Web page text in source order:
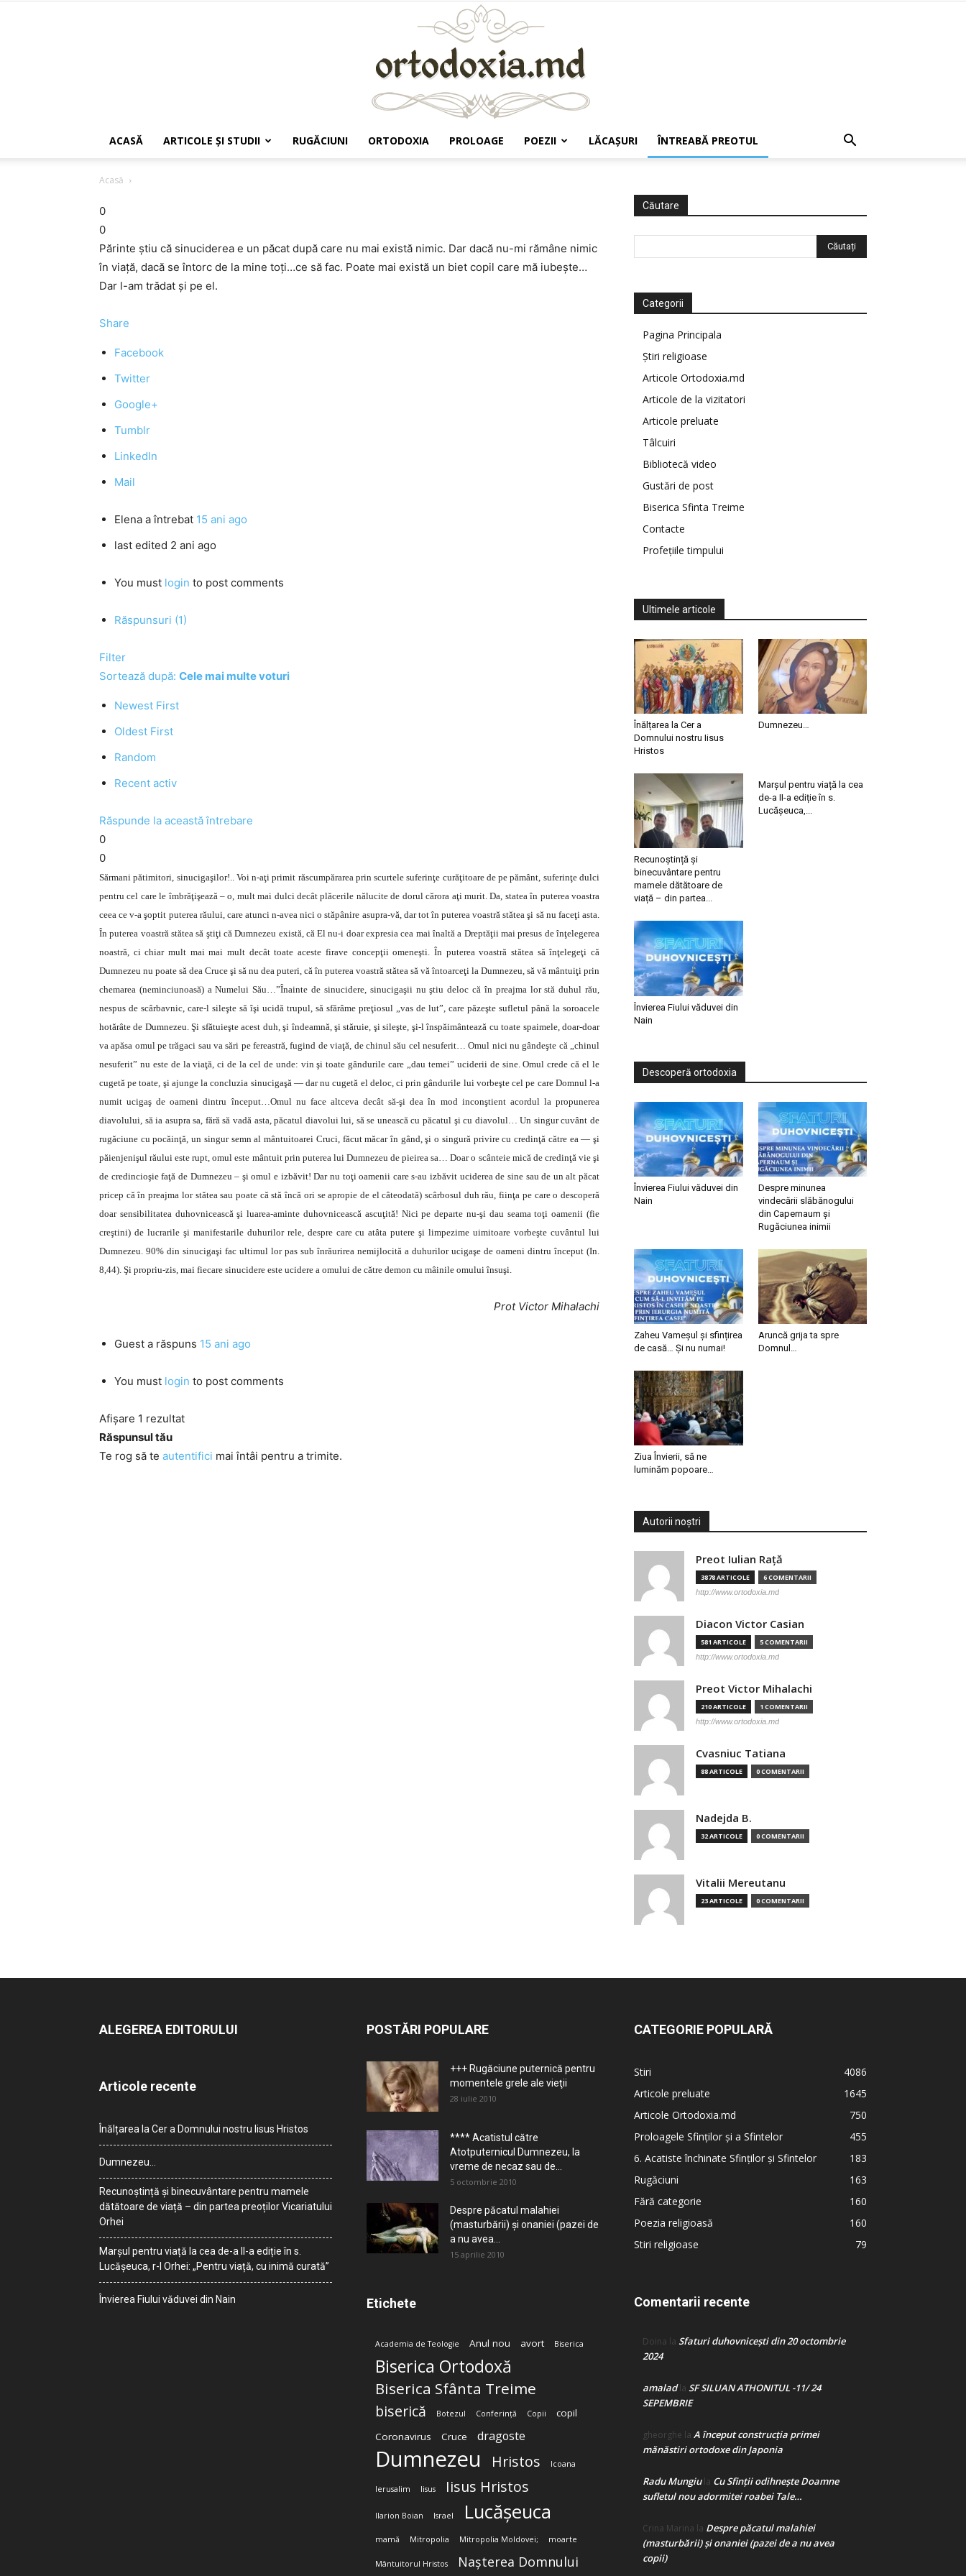
ACASĂ ARTICOLE ŞI STUDII RUGĂCIUNI ORTODOXIA PROLOAGE POEZII LĂCAŞURI ÎNTREABĂ PREOTUL
Acasă
0
0
Părinte ştiu că sinuciderea e un păcat după care nu mai există nimic. Dar dacă nu-mi rămâne nimic
în viaţă, dacă se întorc de la mine toţi…ce să fac. Poate mai există un biet copil care mă iubeşte…
Dar l-am trădat şi pe el.
Share
Facebook
Twitter
Google+
Tumblr
LinkedIn
Mail
Elena a întrebat 15 ani ago
last edited 2 ani ago
You must login to post comments
Răspunsuri (1)
Filter
Sortează după: Cele mai multe voturi
Newest First
Oldest First
Random
Recent activ
Răspunde la această întrebare
0
0
Sărmani pătimitori, sinucigaşilor!.. Voi n-aţi primit răscumpărarea prin scurtele suferinţe curăţitoare de pe pământ, suferinţe dulci
pentru cel care le îmbrăţişează – o, mult mai dulci decât plăcerile nălucite de dorul cărora aţi murit. Da, statea în puterea voastra
ceea ce v-a şoptit puterea răului, care atunci n-avea nici o stăpânire asupra-vă, dar tot în puterea voastră stătea şi să nu faceţi asta.
În puterea voastră stătea să ştiţi că Dumnezeu există, că El nu-i doar expresia cea mai înaltă a Dreptăţii mai presus de înţelegerea
noastră, ci chiar mult mai mai mult decât toate aceste firave concepţii omeneşti. În puterea voastră stătea să înţelegeţi că
Dumnezeu nu poate să dea Cruce şi să nu dea puteri, că în puterea voastră stătea să vă întoarceţi la Dumnezeu, să vă mântuiţi prin
chemarea (neminciunoasă) a Numelui Său…”Înainte de sinucidere, sinucigaşii nu ştiu deloc că în preajma lor stă duhul rău,
nespus de scârbavnic, care-l sileşte să îşi ucidă trupul, să sfărâme preţiosul „vas de lut”, care păzeşte sufletul până la soroacele
hotărâte de Dumnezeu. Şi sfătuieşte acest duh, şi îndeamnă, şi stăruie, şi sileşte, şi-l înspăimântează cu toate spaimele, doar-doar
va apăsa omul pe trăgaci sau va sări pe fereastră, fugind de viaţă, de chinul său cel nesuferit… Omul nici nu gândeşte că „chinul
nesuferit” nu este de la viaţă, ci de la cel de unde: vin şi toate gândurile care „dau temei” uciderii de sine. Omul crede că el le
cugetă pe toate, şi ajunge la concluzia sinucigaşă — dar nu cugetă el deloc, ci prin gândurile lui vorbeşte cel pe care Domnul l-a
numit ucigaş de oameni dintru început…Omul nu face altceva decât să-şi dea în mod inconştient acordul la propunerea
diavolului, să ia asupra sa, fără să vadă asta, păcatul diavolui lui, să se unească cu păcatul şi cu diavolul… Un singur cuvânt de
rugăciune cu pocăinţă, un singur semn al mântuitoarei Cruci, făcut măcar în gând, şi o singură privire cu credinţă către ea — şi
păienjenişul răului este rupt, omul este mântuit prin puterea lui Dumnezeu de pieirea sa… Doar o scânteie mică de credinţă vie şi
de credincioşie faţă de Dumnezeu – şi omul e izbăvit! Dar nu toţi oamenii care s-au izbăvit uciderea de sine sau de un alt păcat
pricep că în preajma lor stătea sau poate că stă încă ori se apropie de el câteodată) scârbosul duh rău, fiinţa pe care o descoperă
doar sensibilitatea duhovnicească şi luarea-aminte duhovnicească ascuţită! Nici pe departe nu-şi dau seama toţi oamenii (fie
creştini) de lucrarile şi manifestarile duhurilor rele, despre care cu atâta putere şi limpezime uimitoare vorbeşte cuvântul lui
Dumnezeu. 90% din sinucigaşi fac ultimul lor pas sub înrăurirea nemijlocită a duhurilor ucigaşe de oameni dintru început (In.
8,44). Şi propriu-zis, mai fiecare sinucidere este ucidere a omului de către demon cu mâinile omului însuşi.
Prot Victor Mihalachi
Guest a răspuns 15 ani ago
You must login to post comments
Afișare 1 rezultat
Răspunsul tău
Te rog să te autentifici mai întâi pentru a trimite.
Căutare
Categorii
Pagina Principala
Știri religioase
Articole Ortodoxia.md
Articole de la vizitatori
Articole preluate
Tâlcuiri
Bibliotecă video
Gustări de post
Biserica Sfinta Treime
Contacte
Profețiile timpului
Ultimele articole
Înălțarea la Cer a
Domnului nostru Iisus
Hristos
Dumnezeu…
Recunoștință și
binecuvântare pentru
mamele dătătoare de
viață – din partea...
Marșul pentru viață la cea
de-a II-a ediție în s.
Lucășeuca,...
Învierea Fiului văduvei din
Nain
Descoperă ortodoxia
Învierea Fiului văduvei din
Nain
Despre minunea
vindecării slăbănogului
din Capernaum și
Rugăciunea inimii
Zaheu Vameșul și sfințirea
de casă… Și nu numai!
Aruncă grija ta spre
Domnul…
Ziua Învierii, să ne
luminăm popoare…
Autorii noștri
Preot Iulian Raţă
3878 ARTICOLE 6 COMENTARII
http://www.ortodoxia.md
Diacon Victor Casian
581 ARTICOLE 5 COMENTARII
http://www.ortodoxia.md
Preot Victor Mihalachi
210 ARTICOLE 1 COMENTARII
http://www.ortodoxia.md
Cvasniuc Tatiana
88 ARTICOLE 0 COMENTARII
Nadejda B.
32 ARTICOLE 0 COMENTARII
Vitalii Mereutanu
23 ARTICOLE 0 COMENTARII
ALEGEREA EDITORULUI
Articole recente
Înălțarea la Cer a Domnului nostru Iisus Hristos
Dumnezeu…
Recunoștință și binecuvântare pentru mamele
dătătoare de viață – din partea preoților Vicariatului
Orhei
Marșul pentru viață la cea de-a II-a ediție în s.
Lucășeuca, r-l Orhei: „Pentru viață, cu inimă curată”
Învierea Fiului văduvei din Nain
POSTĂRI POPULARE
+++ Rugăciune puternică pentru
momentele grele ale vieţii
28 iulie 2010
**** Acatistul către
Atotputernicul Dumnezeu, la
vreme de necaz sau de...
5 octombrie 2010
Despre păcatul malahiei
(masturbării) şi onaniei (pazei de
a nu avea...
15 aprilie 2010
Etichete
Academia de Teologie Anul nou avort Biserica
Biserica Ortodoxă
Biserica Sfânta Treime
biserică Botezul Conferință Copii
copil
Coronavirus
Cruce dragoste
Dumnezeu Hristos Icoana
Ierusalim Iisus Iisus Hristos
Ilarion Boian Israel Lucășeuca
mamă Mitropolia Mitropolia Moldovei; moarte
Mântuitorul Hristos Nașterea Domnului
CATEGORIE POPULARĂ
Stiri
4086
Articole preluate
1645
Articole Ortodoxia.md
750
Proloagele Sfinților și a Sfintelor
455
6. Acatiste închinate Sfinților și Sfintelor
183
Rugăciuni
163
Fără categorie
160
Poezia religioasă
160
Stiri religioase
79
Comentarii recente
Doina la Sfaturi duhovnicești din 20 octombrie
2024
amaladla SF SILUAN ATHONITUL -11/ 24
SEPEMBRIE
gheorghe la A început construcţia primei
mănăstiri ortodoxe din Japonia
Radu Mungiula Cu Sfinții odihnește Doamne
sufletul nou adormitei roabei Tale…
Crina Marina la Despre păcatul malahiei
(masturbării) şi onaniei (pazei de a nu avea
copii)